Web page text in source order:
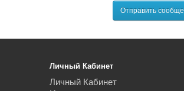
Личный Кабинет
Личный Кабинет